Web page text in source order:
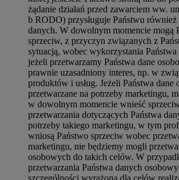
żądanie działań przed zawarciem ww.
b RODO) przysługuje Państwu również
danych. W dowolnym momencie mogą
sprzeciw, z przyczyn związanych z
sytuacją, wobec wykorzystania
jeżeli przetwarzamy Państwa dane
prawnie uzasadniony interes, np. w
produktów i usług. Jeżeli Państwa dane
przetwarzane na potrzeby marketingu,
w dowolnym momencie wnieść
przetwarzania dotyczących Państwa
potrzeby takiego marketingu, w tym
wniosą Państwo sprzeciw wobec
marketingu, nie będziemy mogli
osobowych do takich celów. W
przetwarzania Państwa danych
szczególności wyrażona dla celów